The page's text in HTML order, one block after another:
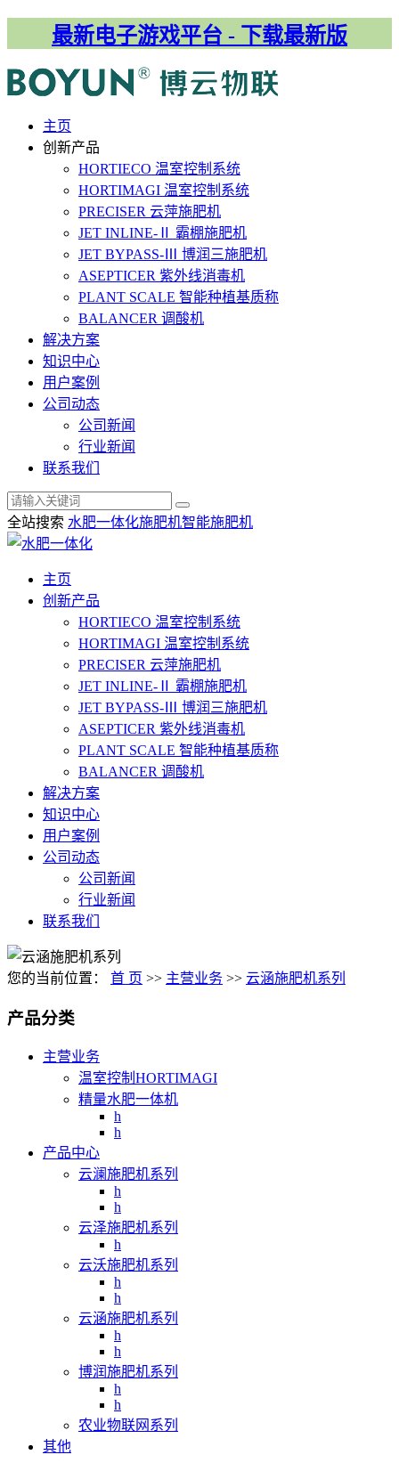
最新电子游戏平台 - 下载最新版
主⻚
创新产品
HORTIECO 温室控制系统
HORTIMAGI 温室控制系统
PRECISER 云萍施肥机
JET INLINE-Ⅱ 霸棚施肥机
JET BYPASS-Ⅲ 博润三施肥机
ASEPTICER 紫外线消毒机
PLANT SCALE 智能种植基质称
BALANCER 调酸机
解决⽅案
知识中心
用户案例
公司动态
公司新闻
行业新闻
联系我们
全站搜索 水肥一体化施肥机智能施肥机
主页
创新产品
HORTIECO 温室控制系统
HORTIMAGI 温室控制系统
PRECISER 云萍施肥机
JET INLINE-Ⅱ 霸棚施肥机
JET BYPASS-Ⅲ 博润三施肥机
ASEPTICER 紫外线消毒机
PLANT SCALE 智能种植基质称
BALANCER 调酸机
解决方案
知识中心
用户案例
公司动态
公司新闻
行业新闻
联系我们
您的当前位置： 首 页 >> 主营业务 >> 云涵施肥机系列
产品分类
主营业务
温室控制HORTIMAGI
精量水肥一体机
h
h
产品中心
云澜施肥机系列
h
h
云泽施肥机系列
h
云沃施肥机系列
h
h
云涵施肥机系列
h
h
博润施肥机系列
h
h
农业物联网系列
其他